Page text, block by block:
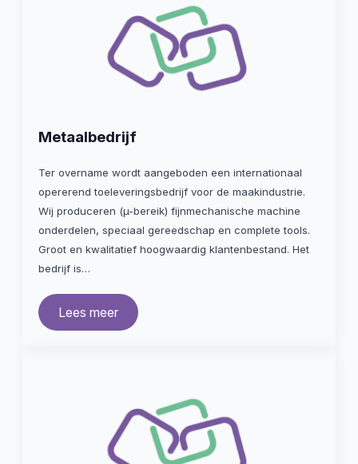
Metaalbedrijf
Ter overname wordt aangeboden een internationaal
opererend toeleveringsbedrijf voor de maakindustrie.
Wij produceren (µ-bereik) fijnmechanische machine
onderdelen, speciaal gereedschap en complete tools.
Groot en kwalitatief hoogwaardig klantenbestand. Het
bedrijf is…
Lees meer